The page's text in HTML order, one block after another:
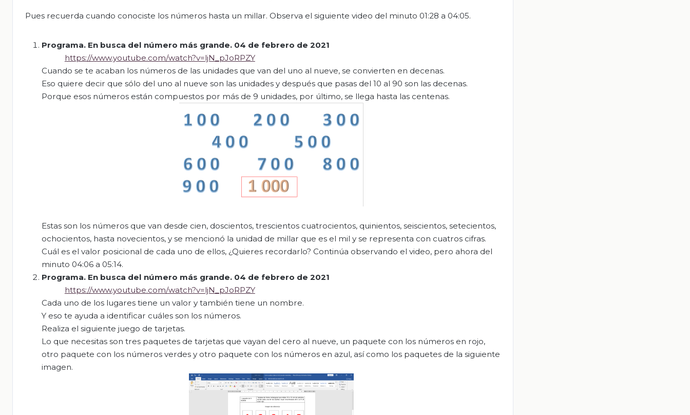
Pues recuerda cuando conociste los números hasta un millar. Observa el siguiente video del minuto 01:28 a 04:05.
Programa. En busca del número más grande. 04 de febrero de 2021
https://www.youtube.com/watch?v=ljN_pJoRPZY
Cuando se te acaban los números de las unidades que van del uno al nueve, se convierten en decenas.
Eso quiere decir que sólo del uno al nueve son las unidades y después que pasas del 10 al 90 son las decenas.
Porque esos números están compuestos por más de 9 unidades, por último, se llega hasta las centenas.
Estas son los números que van desde cien, doscientos, trescientos cuatrocientos, quinientos, seiscientos, setecientos,
ochocientos, hasta novecientos, y se mencionó la unidad de millar que es el mil y se representa con cuatros cifras.
Cuál es el valor posicional de cada uno de ellos, ¿Quieres recordarlo? Continúa observando el video, pero ahora del
minuto 04:06 a 05:14.
Programa. En busca del número más grande. 04 de febrero de 2021
https://www.youtube.com/watch?v=ljN_pJoRPZY
Cada uno de los lugares tiene un valor y también tiene un nombre.
Y eso te ayuda a identificar cuáles son los números.
Realiza el siguiente juego de tarjetas.
Lo que necesitas son tres paquetes de tarjetas que vayan del cero al nueve, un paquete con los números en rojo,
otro paquete con los números verdes y otro paquete con los números en azul, así como los paquetes de la siguiente
imagen.